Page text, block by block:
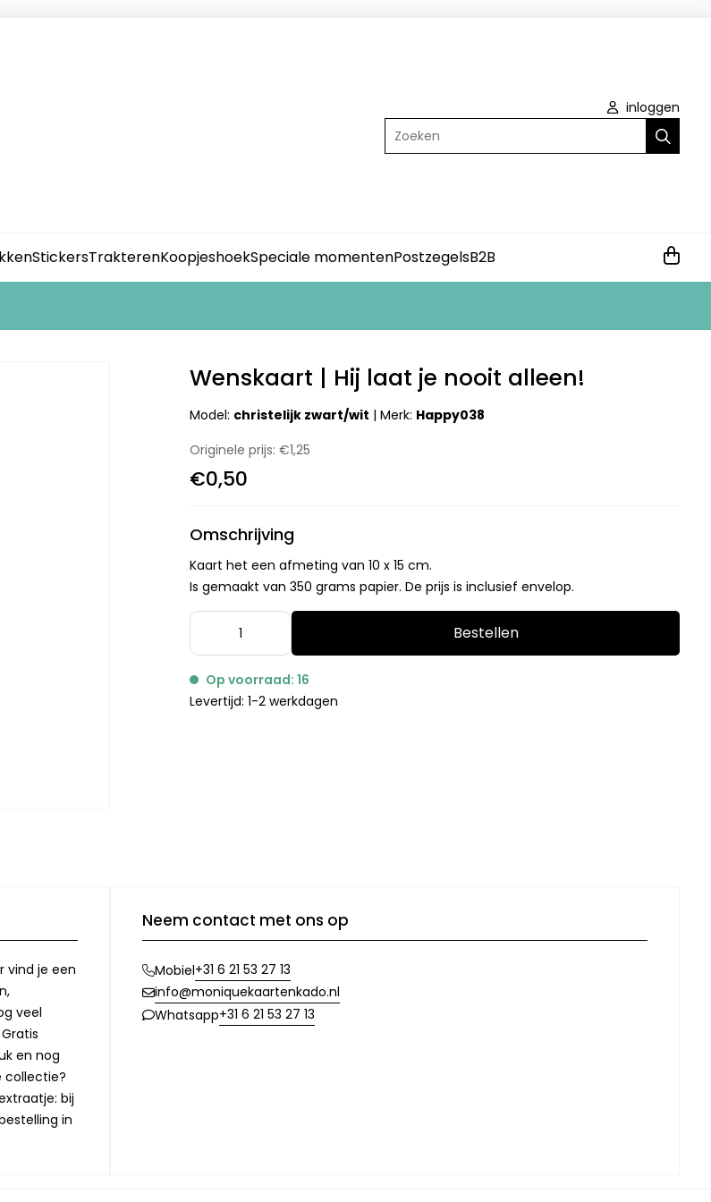
inloggen
Zoeken
StickersTrakterenKoopjeshoekSpeciale momentenPostzegelsB2B
Wenskaart | Hij laat je nooit alleen!
Model: christelijk zwart/wit |Merk: Happy038
Originele prijs:€1,25
€0,50
Omschrijving
Kaart het een afmeting van 10 x 15 cm.
Is gemaakt van 350 grams papier. De prijs is inclusief envelop.
Bestellen
Op voorraad: 16
Levertijd: 1-2 werkdagen
vind je een
veel
en nog
collectie?
bij
in
Neem contact met ons op
Mobiel+31 6 21 53 27 13
info@moniquekaartenkado.nl
Whatsapp+31 6 21 53 27 13